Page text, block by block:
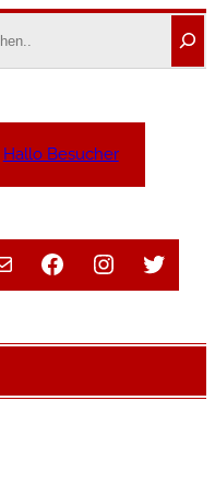
Hallo Besucher
Facebook
Instagram